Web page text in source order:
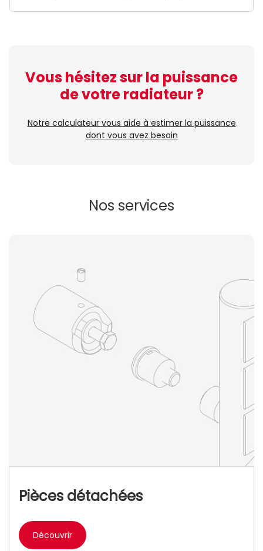
Vous hésitez sur la puissance
de votre radiateur ?
Notre calculateur vous aide à estimer la puissance
dont vous avez besoin
Nos services
Pièces détachées
Découvrir